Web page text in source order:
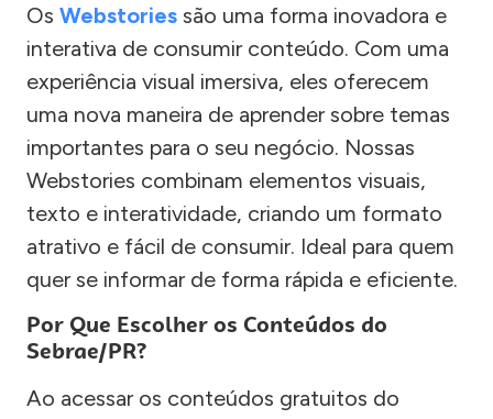
Os Webstories são uma forma inovadora e
interativa de consumir conteúdo. Com uma
experiência visual imersiva, eles oferecem
uma nova maneira de aprender sobre temas
importantes para o seu negócio. Nossas
Webstories combinam elementos visuais,
texto e interatividade, criando um formato
atrativo e fácil de consumir. Ideal para quem
quer se informar de forma rápida e eficiente.
Por Que Escolher os Conteúdos do
Sebrae/PR?
Ao acessar os conteúdos gratuitos do